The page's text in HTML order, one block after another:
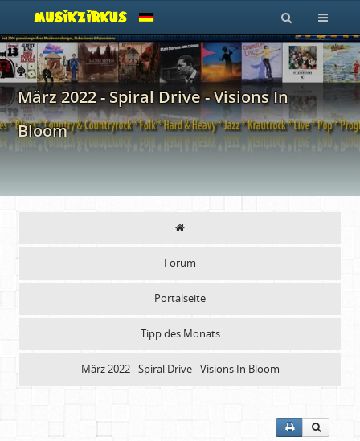
März 2022 - Spiral Drive - Visions In
Bloom
Forum
Portalseite
Tipp des Monats
März 2022 - Spiral Drive - Visions In Bloom